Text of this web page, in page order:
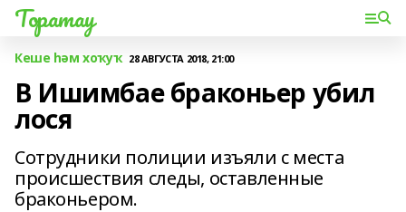
Торатау
Кеше һәм хоҡуҡ 28 АВГУСТА 2018, 21:00
В Ишимбае браконьер убил
лося
Сотрудники полиции изъяли с места
происшествия следы, оставленные
браконьером.